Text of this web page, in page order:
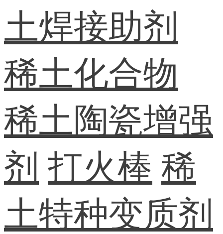
土焊接助剂
稀土化合物
稀土陶瓷增强
剂 打火棒 稀
土特种变质剂